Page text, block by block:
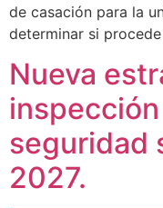
de casación para la
determinar si
Nueva
seguridad
2027.